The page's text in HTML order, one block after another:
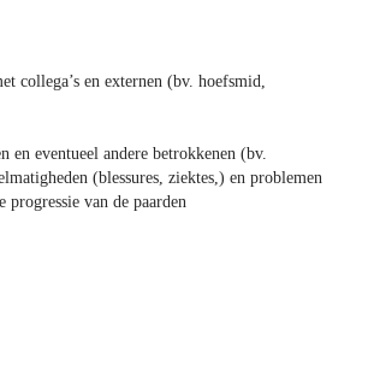
collega’s en externen (bv. hoefsmid,
en eventueel andere betrokkenen (bv.
(blessures, ziektes,) en problemen
progressie van de paarden